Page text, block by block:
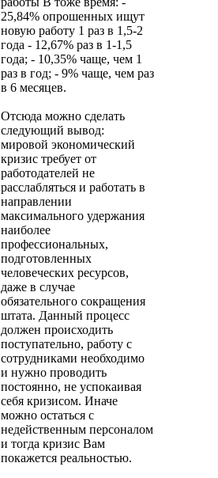
25,84% опрошенных ищут
новую работу 1 раз в 1,5-2
года - 12,67% раз в 1-1,5
года; - 10,35% чаще, чем 1
раз в год; - 9% чаще, чем раз
в 6 месяцев.
Отсюда можно сделать
следующий вывод:
мировой экономический
кризис требует от
работодателей не
расслабляться и работать в
направлении
максимального удержания
наиболее
профессиональных,
подготовленных
человеческих ресурсов,
даже в случае
обязательного сокращения
штата. Данный процесс
должен происходить
поступательно, работу с
сотрудниками необходимо
и нужно проводить
постоянно, не успокаивая
себя кризисом. Иначе
можно остаться с
недейственным персоналом
и тогда кризис Вам
покажется реальностью.